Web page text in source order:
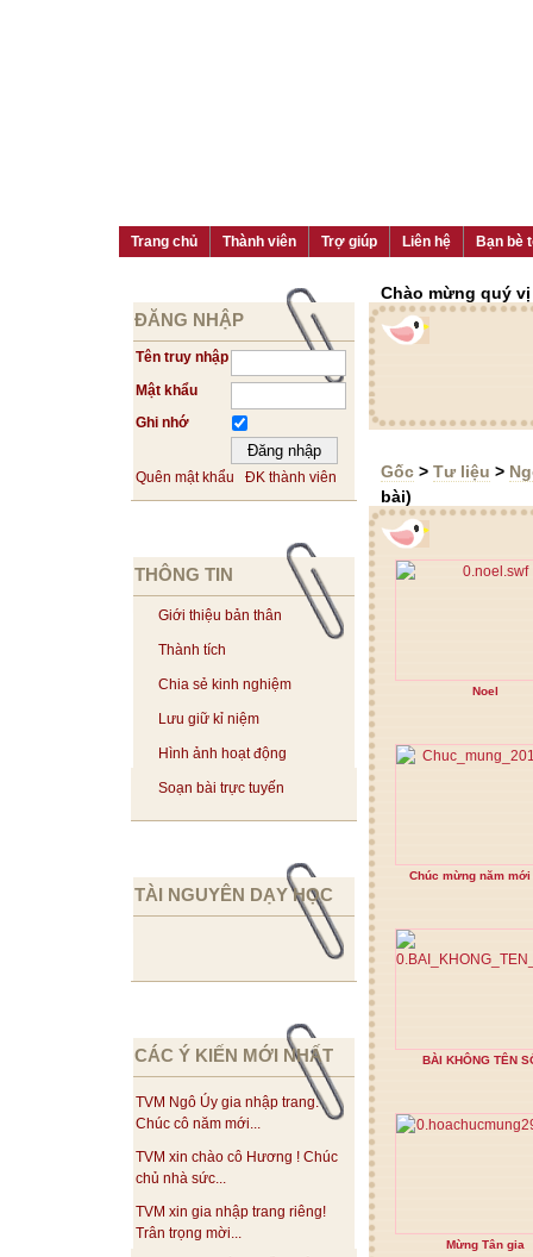
Trang chủ Thành viên Trợ giúp Liên hệ Bạn bè
ĐĂNG NHẬP
Tên truy nhập
Mật khẩu
Ghi nhớ
Quên mật khẩu ĐK thành viên
THÔNG TIN
Giới thiệu bản thân
Thành tích
Chia sẻ kinh nghiệm
Lưu giữ kỉ niệm
Hình ảnh hoạt động
Soạn bài trực tuyến
TÀI NGUYÊN DẠY HỌC
CÁC Ý KIẾN MỚI NHẤT
TVM Ngô Úy gia nhập trang.
Chúc cô năm mới...
TVM xin chào cô Hương ! Chúc
chủ nhà sức...
TVM xin gia nhập trang riêng!
Trân trọng mời...
Chào mừng quý
Gốc > Tư liệu >
bài)
Noel
Chúc mừng năm mới
BÀI KHÔNG TÊN
Mừng Tân gia